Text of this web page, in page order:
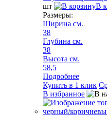
шт
В
Размеры:
Ширина см.
38
Глубина см.
38
Высота см.
58,5
Подробнее
Купить в 1 клик
В избранное